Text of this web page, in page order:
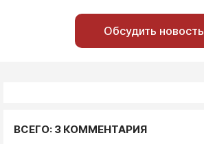
Обсудить новость
ВСЕГО: 3 КОММЕНТАРИЯ